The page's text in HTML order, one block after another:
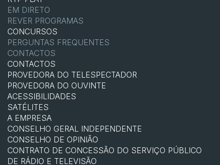
EM DIRETO
REVER PROGRAMAS
CONCURSOS
PERGUNTAS FREQUENTES
CONTACTOS
CONTACTOS
PROVEDORA DO TELESPECTADOR
PROVEDORA DO OUVINTE
ACESSIBILIDADES
SATÉLITES
A EMPRESA
CONSELHO GERAL INDEPENDENTE
CONSELHO DE OPINIÃO
CONTRATO DE CONCESSÃO DO SERVIÇO PÚBLICO
DE RÁDIO E TELEVISÃO